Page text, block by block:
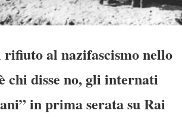
al nazifascismo nello
chi disse no, gli internati
in prima serata su Rai